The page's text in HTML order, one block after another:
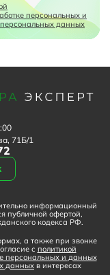
персональных и
персональных данных
71Б/1
информационный
публичной офертой,
кодекса РФ.
а также при звонке
с политикой
персональных и данных
данных в интересах